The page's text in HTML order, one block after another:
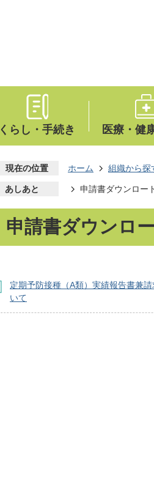
くらし・手続き 医療・健
現在の位置 ホーム 組織から探
あしあと 申請書ダウンロー
申請書ダウンロ
定期予防接種（A類）実績報告書兼
いて